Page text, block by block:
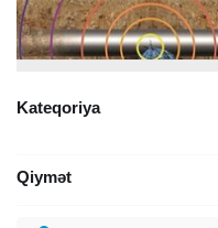
Kateqoriya
Qiymət